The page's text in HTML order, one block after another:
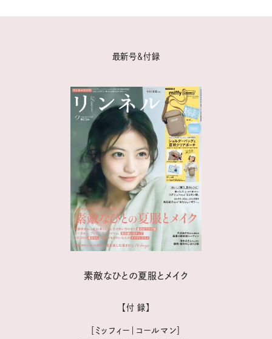
最新号＆付録
素敵なひとの夏服とメイク
【付 録】
［ミッフィー｜コールマン］